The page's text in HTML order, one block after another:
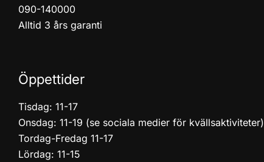
090-140000
Alltid 3 års garanti
Öppettider
Tisdag: 11-17
Onsdag: 11-19 (se sociala medier för kvällsaktiviteter)
Tordag-Fredag 11-17
Lördag: 11-15